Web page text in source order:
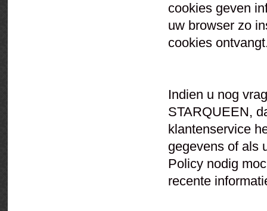
cookies geven
uw browser zo
cookies
Indien u nog
STARQUEEN,
klantenservice
gegevens of als
Policy nodig
recente